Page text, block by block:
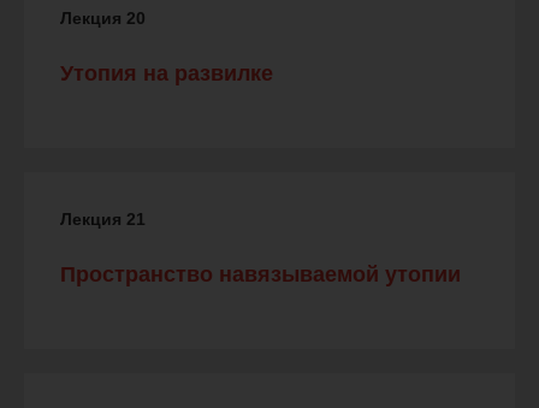
Лекция 20
Утопия на развилке
Лекция 21
Пространство навязываемой утопии